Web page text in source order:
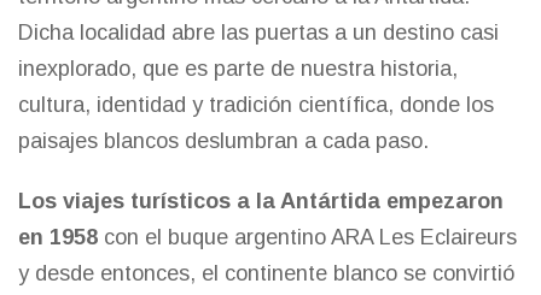
Dicha localidad abre las puertas a un destino casi
inexplorado, que es parte de nuestra historia,
cultura, identidad y tradición científica, donde los
paisajes blancos deslumbran a cada paso.
Los viajes turísticos a la Antártida empezaron
en 1958 con el buque argentino ARA Les Eclaireurs
y desde entonces, el continente blanco se convirtió